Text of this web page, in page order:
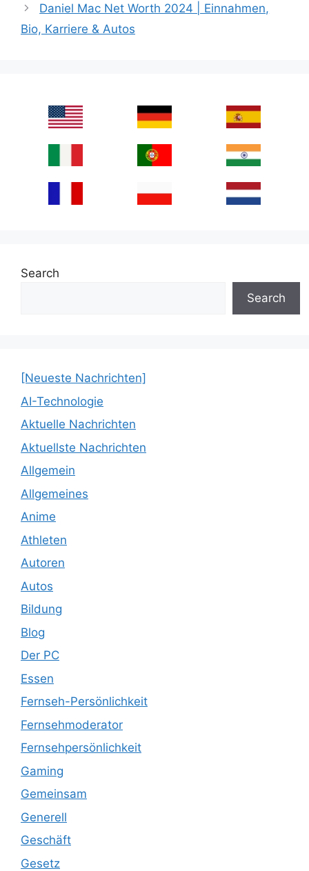
Daniel Mac Net Worth 2024 | Einnahmen,
Bio, Karriere & Autos
Search
Search
[Neueste Nachrichten]
AI-Technologie
Aktuelle Nachrichten
Aktuellste Nachrichten
Allgemein
Allgemeines
Anime
Athleten
Autoren
Autos
Bildung
Blog
Der PC
Essen
Fernseh-Persönlichkeit
Fernsehmoderator
Fernsehpersönlichkeit
Gaming
Gemeinsam
Generell
Geschäft
Gesetz